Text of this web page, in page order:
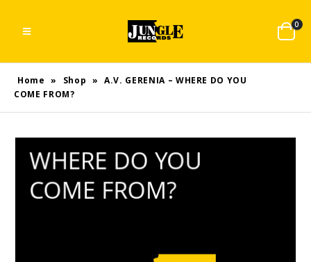
0
Home » Shop » A.V. GERENIA – WHERE DO YOU
COME FROM?